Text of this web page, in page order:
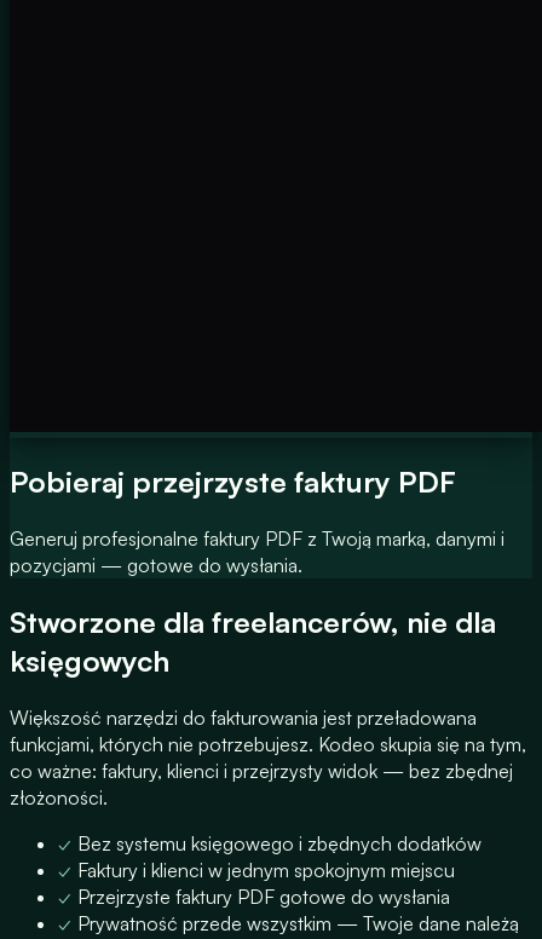
Pobieraj przejrzyste faktury PDF
Generuj profesjonalne faktury PDF z Twoją marką, danymi i
pozycjami — gotowe do wysłania.
Stworzone dla freelancerów, nie dla
księgowych
Większość narzędzi do fakturowania jest przeładowana
funkcjami, których nie potrzebujesz. Kodeo skupia się na tym,
co ważne: faktury, klienci i przejrzysty widok — bez zbędnej
złożoności.
✓ Bez systemu księgowego i zbędnych dodatków
✓ Faktury i klienci w jednym spokojnym miejscu
✓ Przejrzyste faktury PDF gotowe do wysłania
✓ Prywatność przede wszystkim — Twoje dane należą